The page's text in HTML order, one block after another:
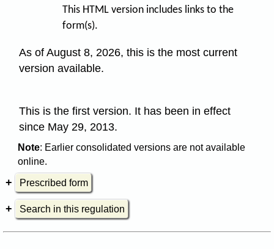
This HTML version includes links to the
form(s).
As of August 8, 2026, this is the most current
version available.
This is the first version. It has been in effect
since May 29, 2013.
Note: Earlier consolidated versions are not available
online.
Prescribed form
Search in this regulation